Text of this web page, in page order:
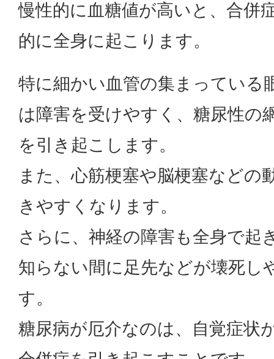
慢性的に血糖値が高いと、合併
的に全身に起こります。
特に細かい血管の集まっている
は障害を受けやすく、糖尿性の
を引き起こします。
また、心筋梗塞や脳梗塞などの
きやすくなります。
さらに、神経の障害も全身で起
知らない間に足先などが壊死し
す。
糖尿病が厄介なのは、自覚症状